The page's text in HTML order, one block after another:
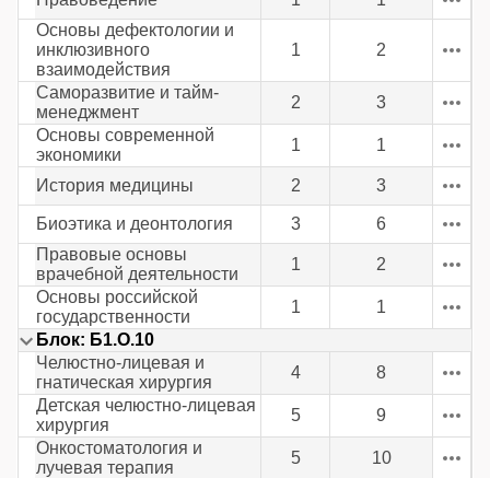
Основы дефектологии и
инклюзивного
взаимодействия
1 2
Саморазвитие и тайм-
менеджмент
2
3
Основы современной
экономики
1 1
История медицины 2 3
Биоэтика и деонтология 3
6
Правовые основы
врачебной деятельности
1
2
Основы российской
государственности
1
1
Блок: Б1.О.10
Челюстно-лицевая и
гнатическая хирургия
4
8
Детская челюстно-лицевая
хирургия
5
9
Онкостоматология и
лучевая терапия
5
10